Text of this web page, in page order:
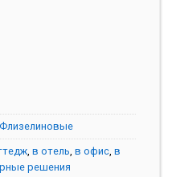
Флизелиновые
в отель в офис в
решения